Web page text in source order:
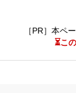
［PR］本ペ
⏳こ